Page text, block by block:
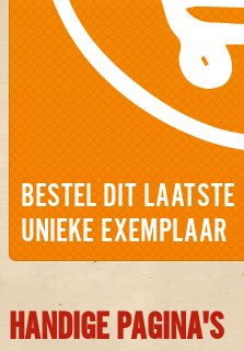
BESTEL DIT LAATSTE
UNIEKE EXEMPLAAR
HANDIGE PAGINA'S